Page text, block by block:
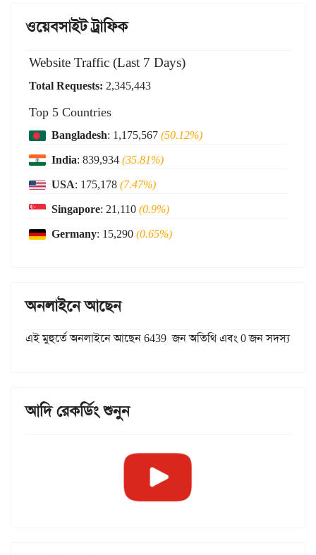
ওয়েবসাইট ট্রাফিক
Website Traffic (Last 7 Days)
Total Requests: 2,345,443
Top 5 Countries
Bangladesh: 1,175,567(50.12%)
India: 839,934(35.81%)
USA: 175,178(7.47%)
Singapore: 21,110(0.9%)
Germany: 15,290(0.65%)
অনলাইনে আছেন
এই মুহুর্তে অনলাইনে আছেন 6439 জন অতিথি এবং 0 জন সদস্য
আদি রেকর্ডিং শুনুন